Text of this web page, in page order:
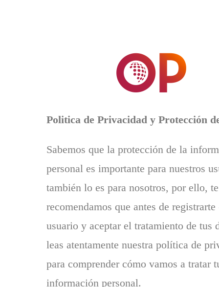
Politica de Privacidad y Protección
Sabemos que la protección de la
personal es importante para nuestros
también lo es para nosotros, por ello, te
recomendamos que antes de registrarte
usuario y aceptar el tratamiento de tus
leas atentamente nuestra política de
para comprender cómo vamos a tratar
información personal.